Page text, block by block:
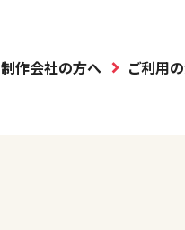
制作会社の方へ ご利用